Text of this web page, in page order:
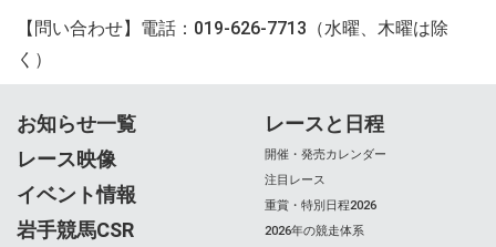
【問い合わせ】電話：019-626-7713（水曜、木曜は除
く）
お知らせ一覧
レース映像
イベント情報
岩手競馬CSR
レースと日程
開催・発売カレンダー
注目レース
重賞・特別日程2026
2026年の競走体系